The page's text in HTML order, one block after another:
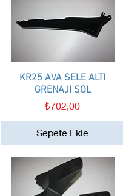
Hızlı Bakış
KR25 AVA SELE ALTI
GRENAJI SOL
Fiyat
₺702,00
Sepete Ekle